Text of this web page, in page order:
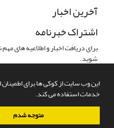
این وب سایت از کوکی ها برای اطمینان
خدمات استفاده می کند.
متوجه شدم
آخرین اخبار
اشتراک خبرنامه
برای دریافت اخبار و اطلاعیه های
شوید.
سامانه مدیریت نشریات علمی.